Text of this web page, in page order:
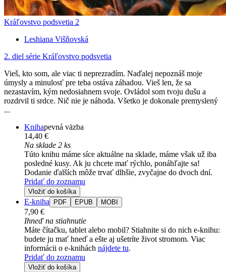
Kráľovstvo podsvetia 2
Leshiana Višňovská
2. diel série Kráľovstvo podsvetia
Vieš, kto som, ale viac ti neprezradím. Naďalej nepoznáš moje
úmysly a minulosť pre teba ostáva záhadou. Vieš len, že sa
nezastavím, kým nedosiahnem svoje. Ovládol som tvoju dušu a
rozdrvil ti srdce. Nič nie je náhoda. Všetko je dokonale premyslený
...
Knihapevná väzba
14,40 €
Na sklade 2 ks
Túto knihu máme síce aktuálne na sklade, máme však už iba
posledné kusy. Ak ju chcete mať rýchlo, ponáhľajte sa!
Dodanie ďalších môže trvať dlhšie, zvyčajne do dvoch dní.
Pridať do zoznamu
Vložiť do košíka
E-kniha PDF EPUB MOBI
7,90 €
Ihneď na stiahnutie
Máte čítačku, tablet alebo mobil? Stiahnite si do nich e-knihu:
budete ju mať hneď a ešte aj ušetríte život stromom. Viac
informácii o e-knihách nájdete tu.
Pridať do zoznamu
Vložiť do košíka